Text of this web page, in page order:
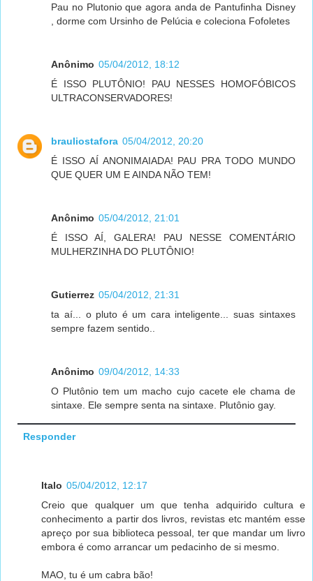
Pau no Plutonio que agora anda de Pantufinha Disney
, dorme com Ursinho de Pelúcia e coleciona Fofoletes
Anônimo 05/04/2012, 18:12
É ISSO PLUTÔNIO! PAU NESSES HOMOFÓBICOS
ULTRACONSERVADORES!
brauliostafora 05/04/2012, 20:20
É ISSO AÍ ANONIMAIADA! PAU PRA TODO MUNDO
QUE QUER UM E AINDA NÃO TEM!
Anônimo 05/04/2012, 21:01
É ISSO AÍ, GALERA! PAU NESSE COMENTÁRIO
MULHERZINHA DO PLUTÔNIO!
Gutierrez 05/04/2012, 21:31
ta aí... o pluto é um cara inteligente... suas sintaxes
sempre fazem sentido..
Anônimo 09/04/2012, 14:33
O Plutônio tem um macho cujo cacete ele chama de
sintaxe. Ele sempre senta na sintaxe. Plutônio gay.
Responder
Italo 05/04/2012, 12:17
Creio que qualquer um que tenha adquirido cultura e
conhecimento a partir dos livros, revistas etc mantém esse
apreço por sua biblioteca pessoal, ter que mandar um livro
embora é como arrancar um pedacinho de si mesmo.
MAO, tu é um cabra bão!